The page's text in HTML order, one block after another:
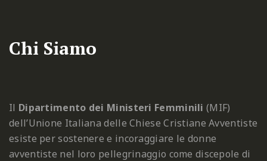
Chi Siamo
Il Dipartimento dei Ministeri Femminili (MIF)
dell’Unione Italiana delle Chiese Cristiane Avventiste
esiste per sostenere e incoraggiare le donne
avventiste nel loro pellegrinaggio come discepole di